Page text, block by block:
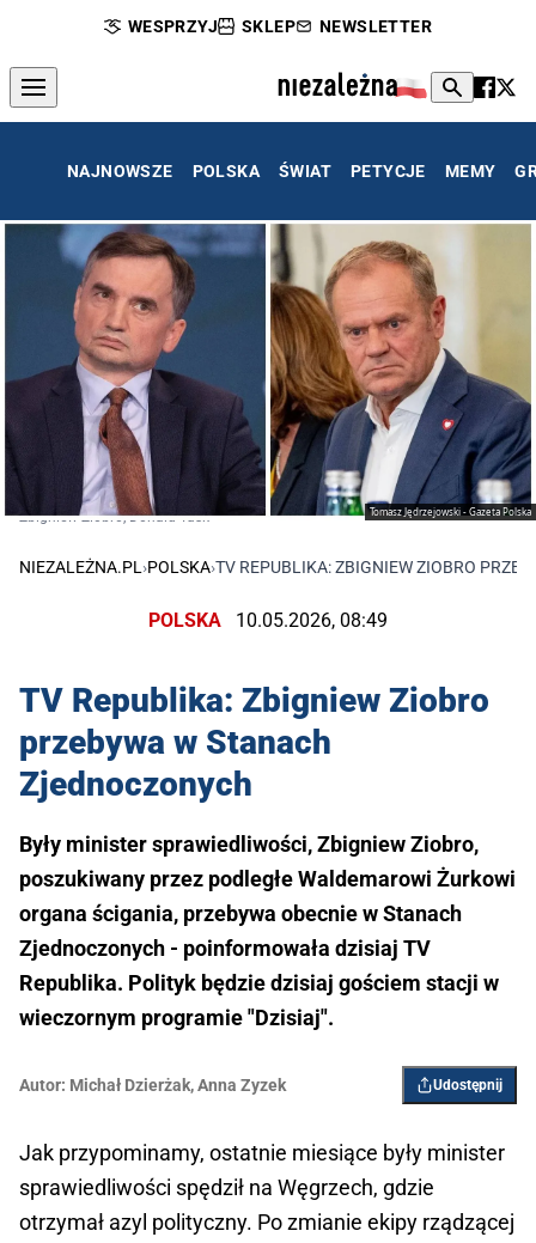
WESPRZYJ SKLEP NEWSLETTER
NAJNOWSZE POLSKA ŚWIAT PETYCJE MEMY
Tomasz Jędrzejowski - Gazeta Polska
Zbigniew Ziobro, Donald Tusk
NIEZALEŻNA.PL ›POLSKA›TV REPUBLIKA: ZBIGNIEW ZIOBRO
POLSKA 10.05.2026, 08:49
TV Republika: Zbigniew Ziobro
przebywa w Stanach
Zjednoczonych
Były minister sprawiedliwości, Zbigniew Ziobro,
poszukiwany przez podległe Waldemarowi Żurkowi
organa ścigania, przebywa obecnie w Stanach
Zjednoczonych - poinformowała dzisiaj TV
Republika. Polityk będzie dzisiaj gościem stacji w
wieczornym programie "Dzisiaj".
Autor: Michał Dzierżak,Anna Zyzek Udostępnij
Jak przypominamy, ostatnie miesiące były minister
sprawiedliwości spędził na Węgrzech, gdzie
otrzymał azyl polityczny. Po zmianie ekipy rządzącej